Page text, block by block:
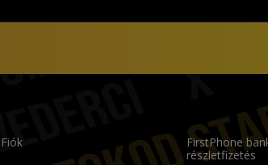
Fiók
FirstPhone
részletfizetés